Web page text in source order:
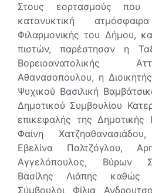
Στους εορτασμούς
κατανυκτική
Φιλαρμονικής του Δήμου,
πιστών, παρέστησαν η
Βορειοανατολικής
Αθανασοπουλου, η
Ψυχικού Βασιλική
Δημοτικού Συμβουλίου
επικεφαλής της
Φαίνη
Εβελίνα Παλτζόγλου,
Αγγελόπουλος, Βύρων
Βασίλης Λιάπης καθώς
Σύμβουλοι Φίλια